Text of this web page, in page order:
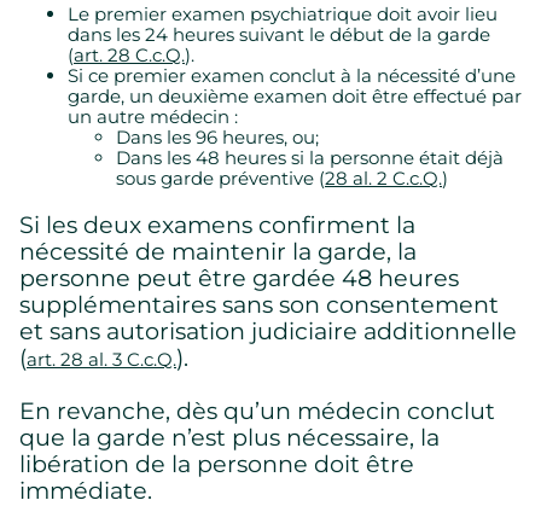
Le premier examen psychiatrique doit avoir lieu
dans les 24 heures suivant le début de la garde
(art. 28 C.c.Q.).
Si ce premier examen conclut à la nécessité d’une
garde, un deuxième examen doit être effectué par
un autre médecin :
Dans les 96 heures, ou;
Dans les 48 heures si la personne était déjà
sous garde préventive (28 al. 2 C.c.Q.)
Si les deux examens confirment la
nécessité de maintenir la garde, la
personne peut être gardée 48 heures
supplémentaires sans son consentement
et sans autorisation judiciaire additionnelle
(art. 28 al. 3 C.c.Q.).
En revanche, dès qu’un médecin conclut
que la garde n’est plus nécessaire, la
libération de la personne doit être
immédiate.
Paramètres des témoins
Nous utilisons des témoins sur ce site Web. Certains sont
Veuillez consulter notrepolitique de confidentialitépour savoir
comment nous collectons, utilisons et protégeons vos
renseignements personnels lorsque vous visitez notre site
Web.